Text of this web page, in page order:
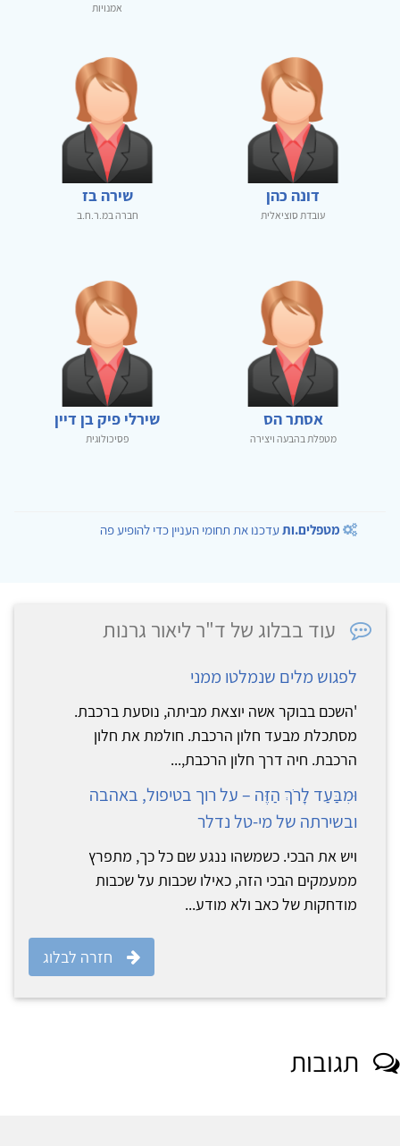
אמנויות
דונה כהן
עובדת סוציאלית
שירה בז
חברה במ.ר.ח.ב
אסתר הס
מטפלת בהבעה ויצירה
שירלי פיק בן דיין
פסיכולוגית
מטפלים.ותעדכנו את תחומי העניין כדי להופיע פה
עוד בבלוג של ד"ר ליאור גרנות
לפגוש מלים שנמלטו ממני
'השכם בבוקר אשה יוצאת מביתה, נוסעת ברכבת.
מסתכלת מבעד חלון הרכבת. חולמת את חלון
הרכבת. חיה דרך חלון הרכבת,...
וּמִבַּעַד לָרֹךְ הַזֶּה – על רוך בטיפול, באהבה
ובשירתה של מי-טל נדלר
ויש את הבכי. כשמשהו ננגע שם כל כך, מתפרץ
ממעמקים הבכי הזה, כאילו שכבות על שכבות
מודחקות של כאב ולא מודע...
חזרה לבלוג
תגובות